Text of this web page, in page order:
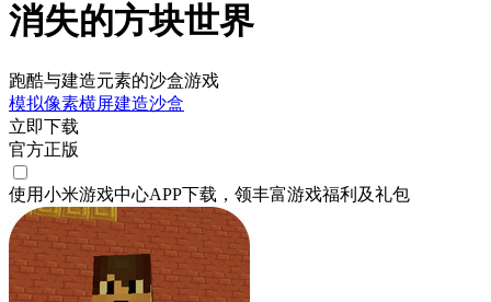
消失的方块世界
跑酷与建造元素的沙盒游戏
模拟像素横屏建造沙盒
立即下载
官方正版
使用小米游戏中心APP下载 ，领丰富游戏福利 及礼包